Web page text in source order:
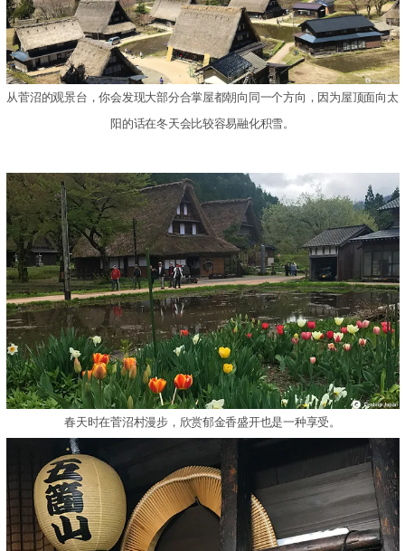
从菅沼的观景台，你会发现大部分合掌屋都朝向同一个方向，因为屋顶面向太
阳的话在冬天会比较容易融化积雪。
春天时在菅沼村漫步，欣赏郁金香盛开也是一种享受。